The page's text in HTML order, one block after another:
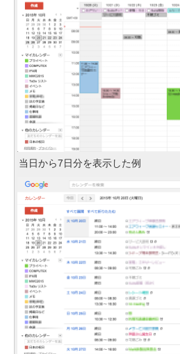
当日から7日分を表示した例